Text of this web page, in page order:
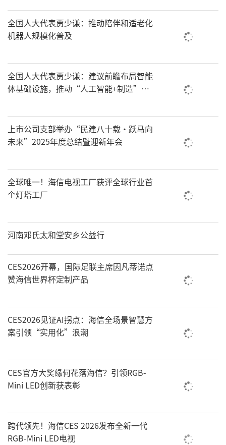
全国人大代表贾少谦：推动陪伴和适老化
机器人规模化普及
全国人大代表贾少谦：建议前瞻布局智能
体基础设施，推动“人工智能+制造”有
上市公司支部举办“民建八十载·跃马向
未来”2025年度总结暨迎新年会
全球唯一！海信电视工厂获评全球行业首
个灯塔工厂
河南邓氏太和堂安乡公益行
CES2026开幕，国际足联主席因凡蒂诺点
赞海信世界杯定制产品
CES2026见证AI拐点：海信全场景智慧方
案引领“实用化”浪潮
CES官方大奖缘何花落海信？引领RGB-
Mini LED创新获表彰
跨代领先！海信CES 2026发布全新一代
RGB-Mini LED电视